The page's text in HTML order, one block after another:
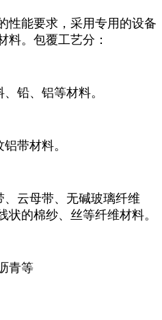
能要求，采用专用的设备
料。包覆工艺分：
铅、铝等材料。
带材料。
云母带、无碱玻璃纤维
的棉纱、丝等纤维材料。
青等